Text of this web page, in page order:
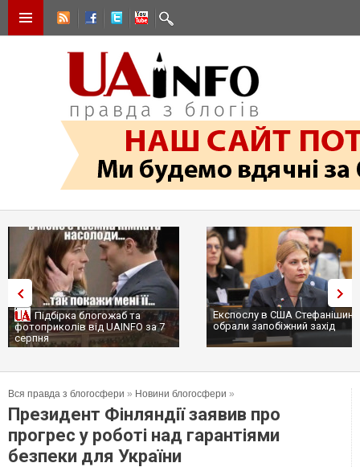
Підбірка блогожаб та
фотоприколів від UAINFO за 7
серпня
Експослу в США
обрали запобіжний захід
Вся правда з блогосфери » Новини блогосфери »
Президент Фінляндії заявив про
прогрес у роботі над гарантіями
безпеки для України